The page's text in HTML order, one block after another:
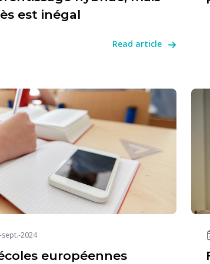
est inégal
Read article
sept.-2024
européennes